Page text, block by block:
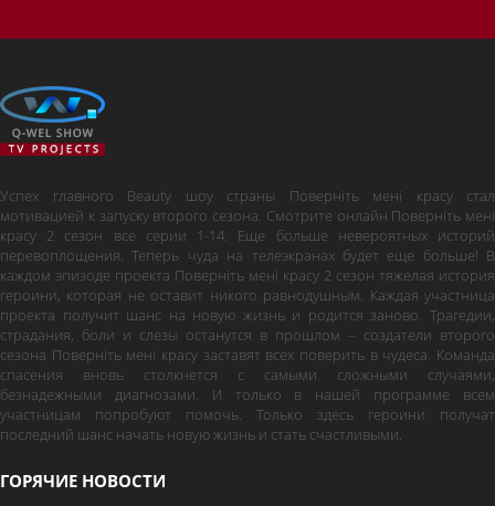
Успех главного Beauty шоу страны Поверніть мені красу стал
мотивацией к запуску второго сезона. Смотрите онлайн Поверніть мені
красу 2 сезон все серии 1-14. Еще больше невероятных историй
перевоплощения. Теперь чуда на телеэкранах будет еще больше! В
каждом эпизоде проекта Поверніть мені красу 2 сезон тяжелая история
героини, которая не оставит никого равнодушным. Каждая участница
проекта получит шанс на новую жизнь и родится заново. Трагедии,
страдания, боли и слезы останутся в прошлом – создатели второго
сезона Поверніть мені красу заставят всех поверить в чудеса. Команда
спасения вновь столкнется с самыми сложными случаями,
безнадежными диагнозами. И только в нашей программе всем
участницам попробуют помочь. Только здесь героини получат
последний шанс начать новую жизнь и стать счастливыми.
ГОРЯЧИЕ НОВОСТИ